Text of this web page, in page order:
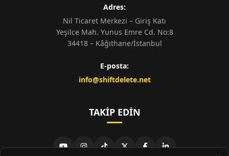
Adres:
Nil Ticaret Merkezi – Giriş Katı
Yeşilce Mah. Yunus Emre Cd. No:8
34418 – Kâğıthane/İstanbul
E-posta:
info@shiftdelete.net
TAKIP EDIN